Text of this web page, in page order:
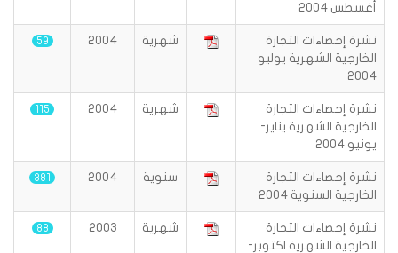
أغسطس 2004
نشرة إحصاءات التجارة
الخارجية الشهرية يوليو
2004
شهرية 2004
59
نشرة إحصاءات التجارة
الخارجية الشهرية يناير-
يونيو 2004
شهرية 2004
115
نشرة إحصاءات التجارة
الخارجية السنوية 2004
سنوية 2004
381
نشرة إحصاءات التجارة
الخارجية الشهرية اكتوبر-
شهرية 2003
88